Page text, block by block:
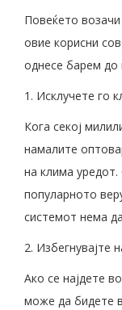
Повеќето
овие корисни
однесе барем до
1. Исклучете го
Кога секој
намалите
на клима
популарното
системот нема
2. Избегнувајте
Ако се најдете
може да бидете